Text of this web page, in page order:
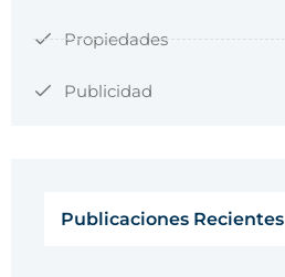
Propiedades
Publicidad
Publicaciones Recientes